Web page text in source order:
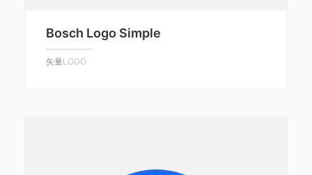
Bosch Logo Simple
矢量LOGO